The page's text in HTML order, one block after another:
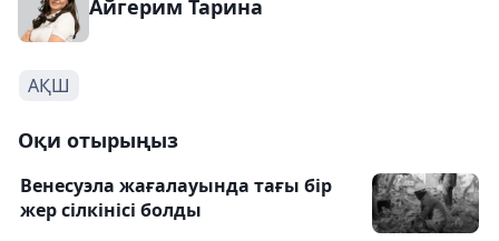
Айгерим Тарина
АҚШ
Оқи отырыңыз
Венесуэла жағалауында тағы бір
жер сілкінісі болды